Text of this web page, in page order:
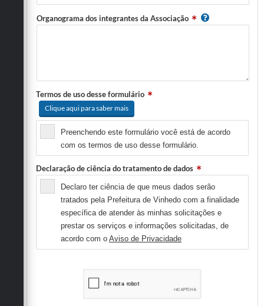
Organograma dos integrantes da Associação
Termos de uso desse formulário
Clique aqui para saber mais
Preenchendo este formulário você está de acordo
com os termos de uso desse formulário.
Declaração de ciência do tratamento de dados
Declaro ter ciência de que meus dados serão
tratados pela Prefeitura de Vinhedo com a finalidade
específica de atender às minhas solicitações e
prestar os serviços e informações solicitadas, de
acordo com o Aviso de Privacidade